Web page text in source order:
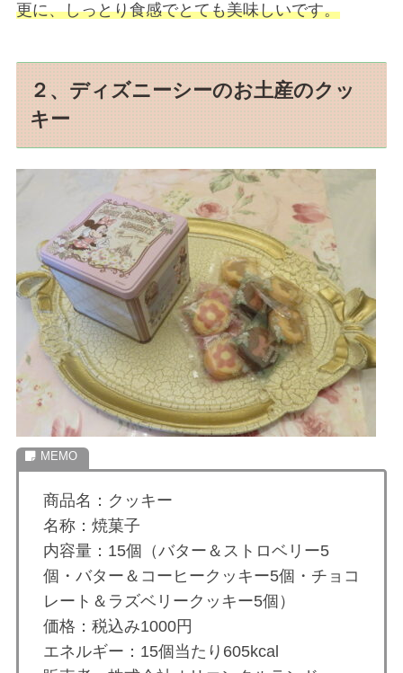
更に、しっとり食感でとても美味しいです。
２、ディズニーシーのお土産のクッ
キー
商品名：クッキー
名称：焼菓子
内容量：15個（バター＆ストロベリー5
個・バター＆コーヒークッキー5個・チョコ
レート＆ラズベリークッキー5個）
価格：税込み1000円
エネルギー：15個当たり605kcal